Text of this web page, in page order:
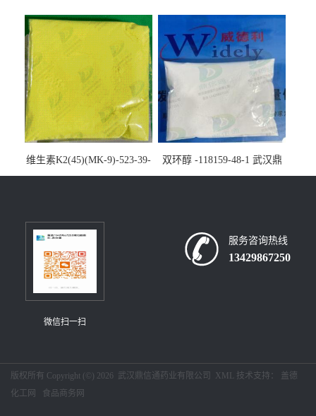
维生素K2(45)(MK-9)-523-39-
7-武汉鼎信通药业大量现货供
双环醇 -118159-48-1 武汉鼎
信通药业大量现货供应
微信扫一扫
服务咨询热线
13429867250
版权所有 Copyright (©) 2026 武汉鼎信通药业有限公司 XML 技术支持： 盖德
化工网
食品商务网